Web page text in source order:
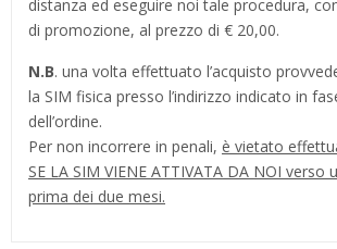
distanza ed eseguire noi tale procedura,
di promozione, al prezzo di € 20,00.
N.B. una volta effettuato l’acquisto
la SIM fisica presso l’indirizzo indicato in
dell’ordine.
Per non incorrere in penali, è vietato
SE LA SIM VIENE ATTIVATA DA NOI verso
prima dei due mesi.